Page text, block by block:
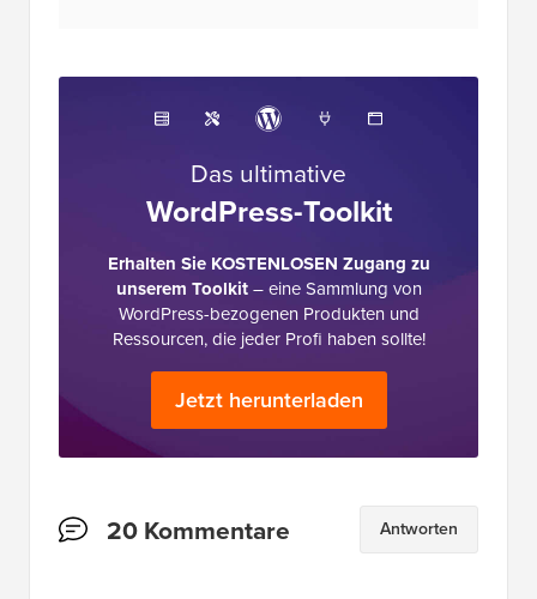
Das ultimative
WordPress-Toolkit
Erhalten Sie KOSTENLOSEN Zugang zu
unserem Toolkit– eine Sammlung von
WordPress-bezogenen Produkten und
Ressourcen, die jeder Profi haben sollte!
Jetzt herunterladen
Leserinteraktionen
20 Kommentare Antworten